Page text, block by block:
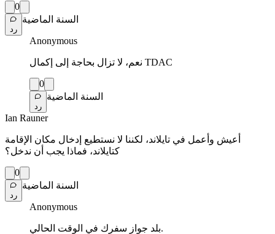
0
رد
السنة الماضية
Anonymous
نعم، لا تزال بحاجة إلى إكمال TDAC
0
رد
السنة الماضية
Ian Rauner
أعيش وأعمل في تايلاند، لكننا لا نستطيع إدخال مكان الإقامة
كتايلاند، فماذا يجب أن ندخل؟
0
رد
السنة الماضية
Anonymous
بلد جواز سفرك في الوقت الحالي.